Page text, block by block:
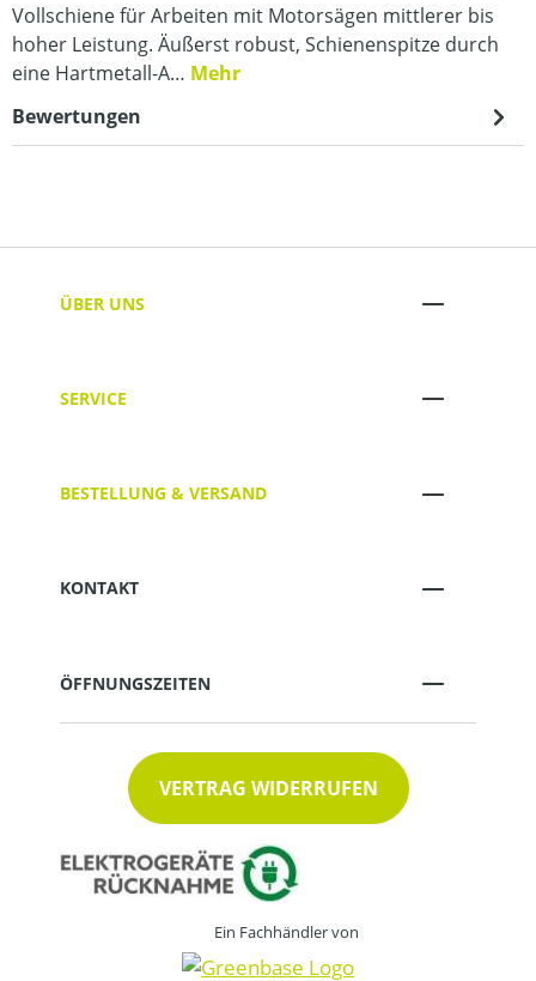
Vollschiene für Arbeiten mit Motorsägen mittlerer bis
hoher Leistung. Äußerst robust, Schienenspitze durch
eine Hartmetall-A… Mehr
Bewertungen
ÜBER UNS
SERVICE
BESTELLUNG & VERSAND
KONTAKT
ÖFFNUNGSZEITEN
VERTRAG WIDERRUFEN
Ein Fachhändler von